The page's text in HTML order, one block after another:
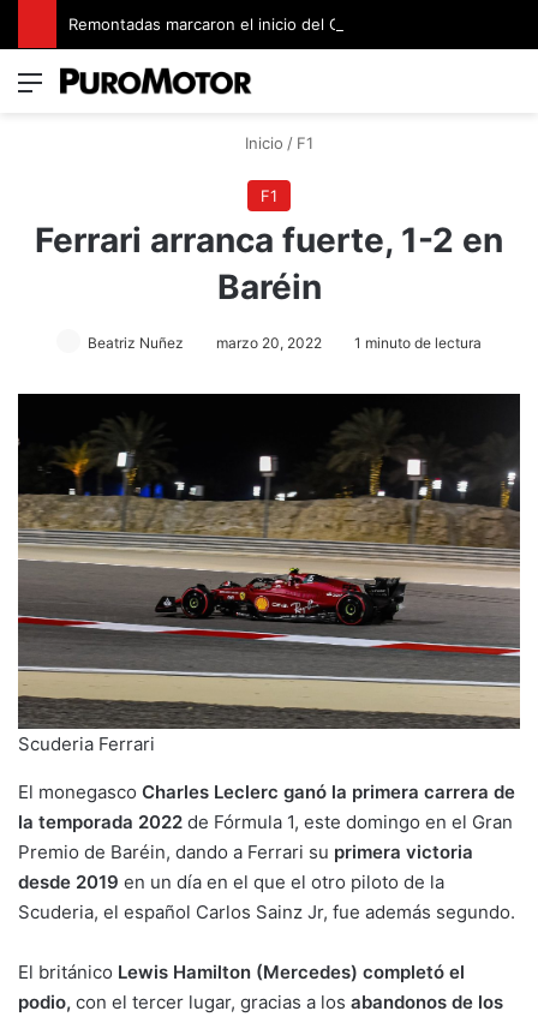
Menú
Inicio / F1
F1
Ferrari arranca fuerte, 1-2 en
Baréin
Beatriz Nuñez marzo 20, 2022 1 minuto de lectura
Scuderia Ferrari
El monegasco Charles Leclerc ganó la primera carrera de
la temporada 2022 de Fórmula 1, este domingo en el Gran
Premio de Baréin, dando a Ferrari su primera victoria
desde 2019 en un día en el que el otro piloto de la
Scuderia, el español Carlos Sainz Jr, fue además segundo.
El británico Lewis Hamilton (Mercedes) completó el
podio, con el tercer lugar, gracias a los abandonos de los